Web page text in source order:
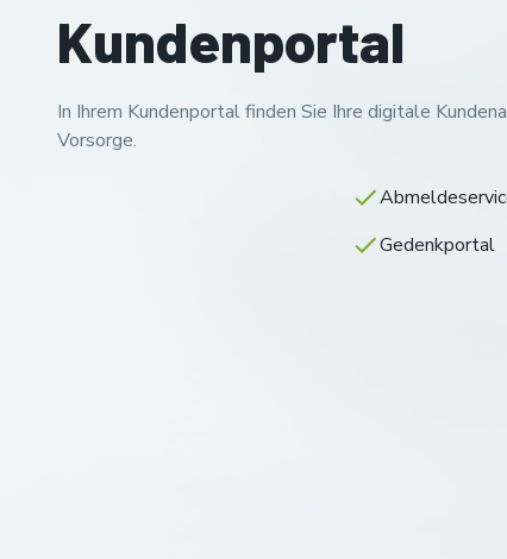
Kundenportal
In Ihrem Kundenportal finden Sie Ihre digitale
Vorsorge.
Gedenkportal